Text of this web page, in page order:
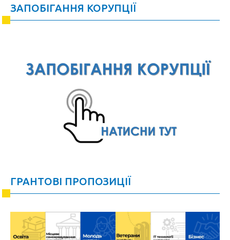
ЗАПОБІГАННЯ КОРУПЦІЇ
ГРАНТОВІ ПРОПОЗИЦІЇ